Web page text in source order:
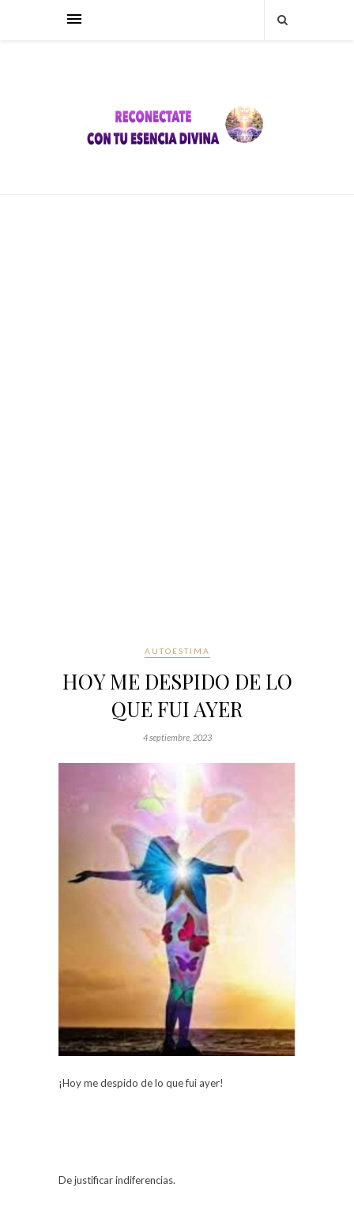
AUTOESTIMA
HOY ME DESPIDO DE LO
QUE FUI AYER
4 septiembre, 2023
¡Hoy me despido de lo que fui ayer!
De justificar indiferencias.